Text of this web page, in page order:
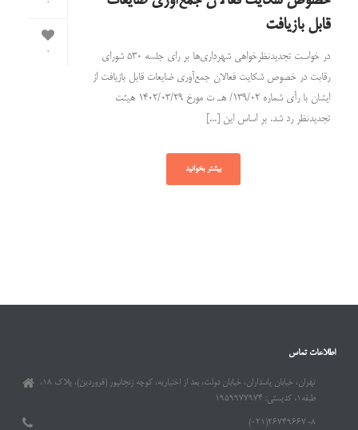
0
0
قابل بازیافت
در خواست تجدیدنظرخواهی شهرداری‌ها بر رای جلسه ۵۳۰ شورای
رقابت در خصوص شکایت فعالان جمع‌آوری ضایعات قابل بازیافت از
ایشان با رأی شماره ۱۳۹/۰۲/ هـ ت مورخ ۱۴۰۲/۰۳/۲۹ هیئت
تجدیدنظر رد شد. بر اساس این [...]
بیشتر بخوانید
اطلاعات تماس
تهران، خیابان پاسداران، خیابان دولت، بعد از اختیاریه، کوچه زنجانپور (فروردین)، پلاک ۱۸،
طبقه۱، کدپستی: ۱۹۵۹۹۷۷۹۷۴
۲۶۷۴۹۶۶۷-۸(۰۲۱)